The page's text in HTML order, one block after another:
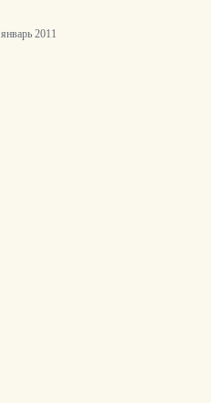
январь 2011